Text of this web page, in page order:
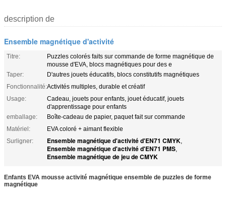
description de
Ensemble magnétique d'activité
Titre:
Puzzles colorés faits sur commande de forme magnétique de
mousse d'EVA, blocs magnétiques pour des e
Taper:
D'autres jouets éducatifs, blocs constitutifs magnétiques
Fonctionnalité:Activités multiples, durable et créatif
Usage:
Cadeau, jouets pour enfants, jouet éducatif, jouets
d'apprentissage pour enfants
emballage:
Boîte-cadeau de papier, paquet fait sur commande
Matériel:
EVA coloré + aimant flexible
Surligner:
Ensemble magnétique d'activité d'EN71 CMYK,
Ensemble magnétique d'activité d'EN71 PMS,
Ensemble magnétique de jeu de CMYK
Enfants EVA mousse activité magnétique ensemble de puzzles de forme
magnétique